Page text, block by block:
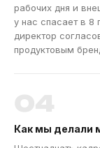
рабочих дня и
у нас спасает в 8
директор
продуктовым
Как мы делали